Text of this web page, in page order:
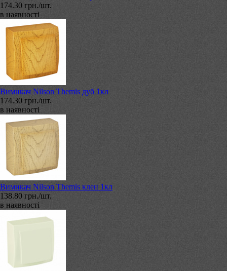
174.30 грн./шт.
в наявності
Вимикач Nilson Themis дуб 1кл
174.30 грн./шт.
в наявності
Вимикач Nilson Themis клен 1кл
138.80 грн./шт.
в наявності